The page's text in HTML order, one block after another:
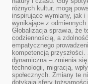
różnych kultur, mogą
inspirujące wymiany, jak i
wynikające z odmiennych
Globalizacja sprawia, że
codziennością, a
empatycznego
kompetencją
dynamiczna – zmienia
technologii, migracją,
społecznych. Zmiany te
dotykają sfery